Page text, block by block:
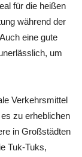
für die heißen
während der
eine gute
um
Verkehrsmittel
zu erheblichen
in Großstädten
Tuk-Tuks,